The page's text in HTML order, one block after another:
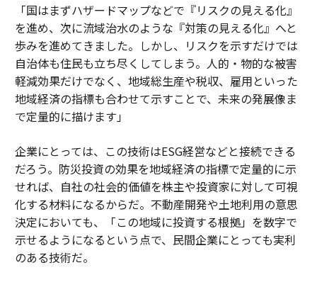
「国はまずハザードマップなどで『リスクの見える化』
を進め、次に流域治水のような『対策の見える化』へと
歩みを進めてきました。しかし、リスクを示すだけでは
自治体も住民も立ち尽くしてしまう。人的・物的な被害
軽減効果だけでなく、地域総生産や税収、雇用といった
地域経済の指標も合わせて示すことで、未来の発展像ま
で定量的に描けます」
企業にとっては、この技術はESG経営などと接続できる
だろう。防災投資の効果を地域経済の指標で定量的に示
せれば、自社の社会的価値を株主や投資家に対して可視
化する材料になるからだ。不動産開発や土地利用の意思
決定においても、「この地域に投資する根拠」を数字で
示せるようになるという点で、民間企業にとっても実利
のある技術だ。